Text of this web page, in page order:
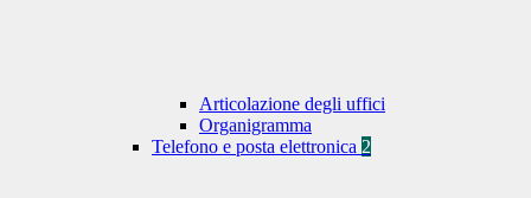
Articolazione degli uffici
Organigramma
Telefono e posta elettronica 2